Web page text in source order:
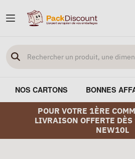
NOS CARTONS BONNES
POUR VOTRE 1ÈRE
LIVRAISON OFFERTE
NEW10L